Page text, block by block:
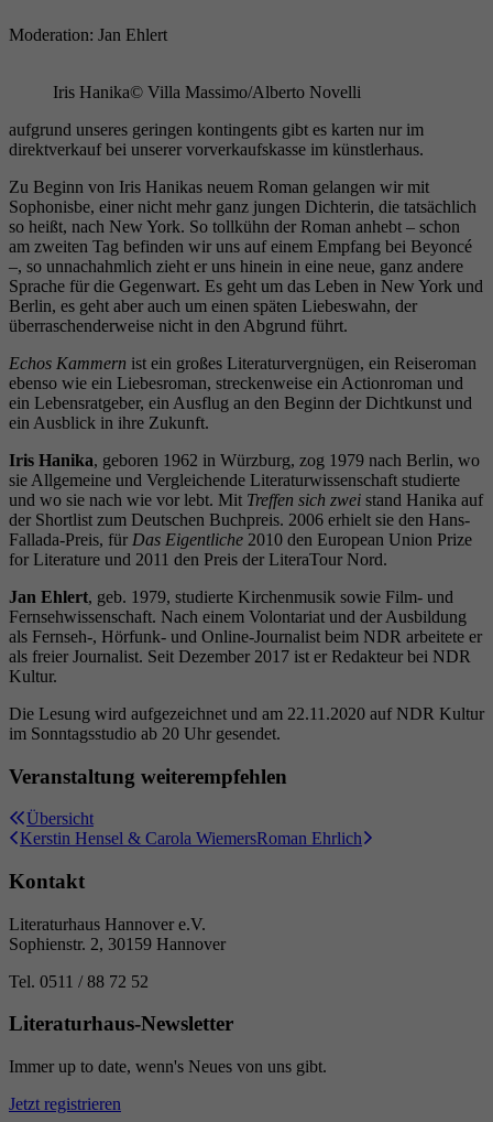
Moderation: Jan Ehlert
Iris Hanika© Villa Massimo/Alberto Novelli
aufgrund unseres geringen kontingents gibt es karten nur im
direktverkauf bei unserer vorverkaufskasse im künstlerhaus.
Zu Beginn von Iris Hanikas neuem Roman gelangen wir mit
Sophonisbe, einer nicht mehr ganz jungen Dichterin, die tatsächlich
so heißt, nach New York. So tollkühn der Roman anhebt – schon
am zweiten Tag befinden wir uns auf einem Empfang bei Beyoncé
–, so unnachahmlich zieht er uns hinein in eine neue, ganz andere
Sprache für die Gegenwart. Es geht um das Leben in New York und
Berlin, es geht aber auch um einen späten Liebeswahn, der
überraschenderweise nicht in den Abgrund führt.
Echos Kammern ist ein großes Literaturvergnügen, ein Reiseroman
ebenso wie ein Liebesroman, streckenweise ein Actionroman und
ein Lebensratgeber, ein Ausflug an den Beginn der Dichtkunst und
ein Ausblick in ihre Zukunft.
Iris Hanika, geboren 1962 in Würzburg, zog 1979 nach Berlin, wo
sie Allgemeine und Vergleichende Literaturwissenschaft studierte
und wo sie nach wie vor lebt. Mit Treffen sich zwei stand Hanika auf
der Shortlist zum Deutschen Buchpreis. 2006 erhielt sie den Hans-
Fallada-Preis, für Das Eigentliche 2010 den European Union Prize
for Literature und 2011 den Preis der LiteraTour Nord.
Jan Ehlert, geb. 1979, studierte Kirchenmusik sowie Film- und
Fernsehwissenschaft. Nach einem Volontariat und der Ausbildung
als Fernseh-, Hörfunk- und Online-Journalist beim NDR arbeitete er
als freier Journalist. Seit Dezember 2017 ist er Redakteur bei NDR
Kultur.
Die Lesung wird aufgezeichnet und am 22.11.2020 auf NDR Kultur
im Sonntagsstudio ab 20 Uhr gesendet.
Veranstaltung weiterempfehlen
Übersicht
Kerstin Hensel & Carola WiemersRoman Ehrlich
Kontakt
Literaturhaus Hannover e.V.
Sophienstr. 2, 30159 Hannover
Tel. 0511 / 88 72 52
Literaturhaus-Newsletter
Immer up to date, wenn's Neues von uns gibt.
Jetzt registrieren
Zweck
Benutzer zu speichern, z. B. die eindeutige
Name _pk_ses
Laufzeit 30 Minuten
Zweck
Kurzzeitiger Cookie, der verwendet wird, um
Daten für den Besuch vorübergehend zu
speichern.
Name _pk_ref
Laufzeit 6 Monate
Wird verwendet, um die
speichern, der ursprünglich zum Besuch der
Website verwendet worden ist.